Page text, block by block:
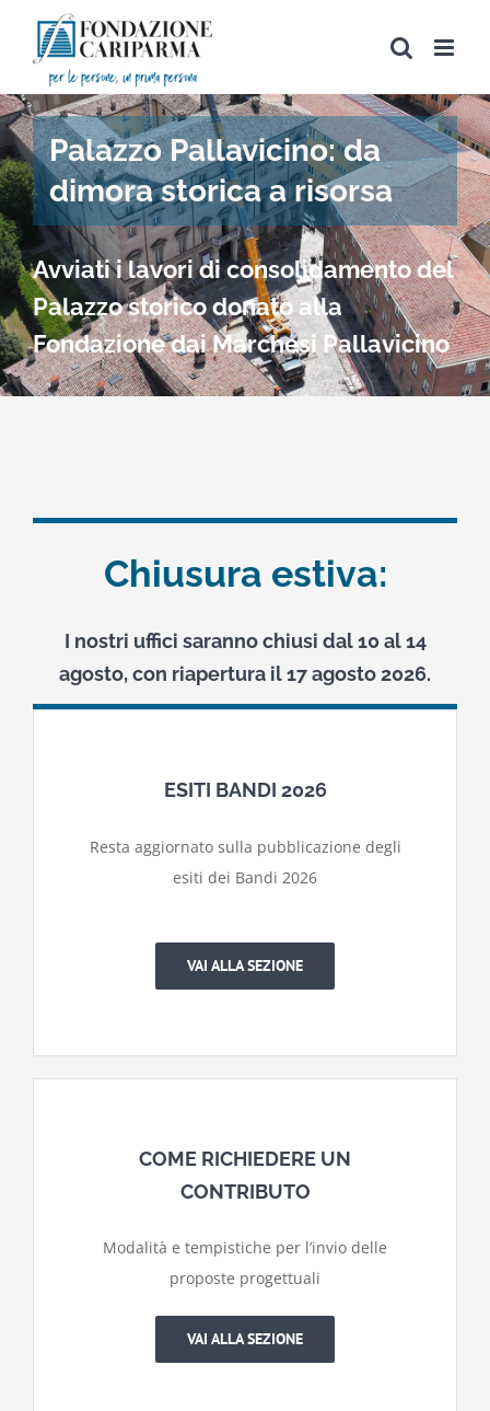
contenuto
Palazzo Pallavicino: da
dimora storica a risorsa
Avviati i lavori di consolidamento del
Palazzo storico donato alla
Fondazione dai Marchesi Pallavicino
Fondazione Cariparma
Chiusura estiva:
I nostri uffici saranno chiusi dal 10 al 14
agosto, con riapertura il 17 agosto 2026.
ESITI BANDI 2026
Resta aggiornato sulla pubblicazione degli
esiti dei Bandi 2026
VAI ALLA SEZIONE
COME RICHIEDERE UN
CONTRIBUTO
Modalità e tempistiche per l’invio delle
proposte progettuali
VAI ALLA SEZIONE